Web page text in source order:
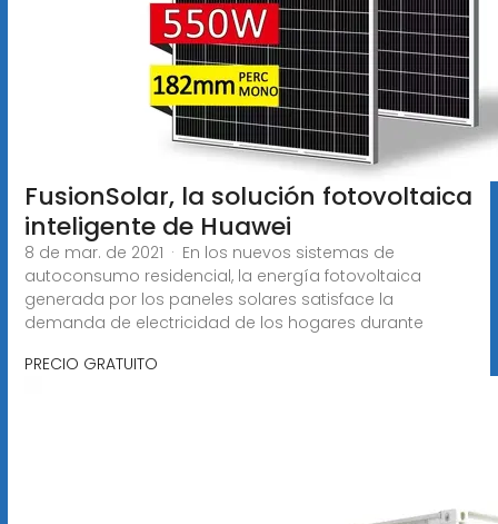
FusionSolar, la solución fotovoltaica
inteligente de Huawei
8 de mar. de 2021 · En los nuevos sistemas de
autoconsumo residencial, la energía fotovoltaica
generada por los paneles solares satisface la
demanda de electricidad de los hogares durante
PRECIO GRATUITO